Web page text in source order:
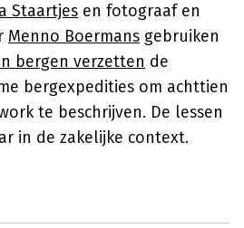
Staartjes en fotograaf en
Menno Boermans gebruiken
bergen verzetten de
bergexpedities om achttien
te beschrijven. De lessen
in de zakelijke context.